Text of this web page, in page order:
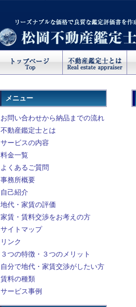
メニュー
お問い合わせから納品までの流れ
不動産鑑定士とは
サービスの内容
料金一覧
よくあるご質問
事務所概要
自己紹介
地代・家賃の評価
家賃・賃料交渉をお考えの方
サイトマップ
リンク
３つの特徴・３つのメリット
自分で地代・家賃交渉がしたい方
賃料の種類
サービス事例